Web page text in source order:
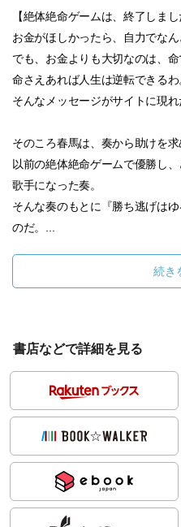
【絶体絶命ゲームは、終了しまし
お金がほしかったら、自力でなん
でも、お金よりも大切なのは、命
命さえあれば人生は逆転できる
そんなメッセージがサイトに現れ
そのころ春馬は、奏から助けを求
以前の絶体絶命ゲームで優勝し
歌手になった奏。
そんな奏のもとに『勝ち逃げは
のだ。...
続き
書店などで詳細を見る